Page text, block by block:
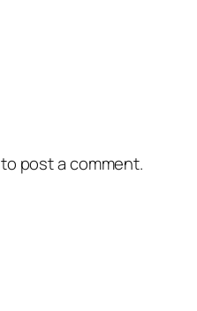
to post a comment.